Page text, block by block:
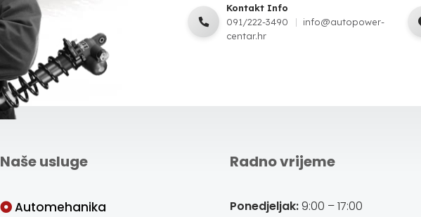
Kontakt Info
091/222-3490
info@autopower-
centar.hr
Naše usluge
Automehanika
Radno vrijeme
Ponedjeljak:9:00 – 17:00